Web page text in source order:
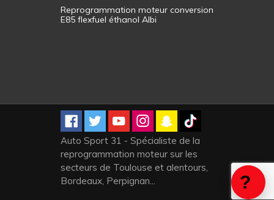
Reprogrammation moteur conversion
E85 flexfuel éthanol Albi
Auto Sport 31 - Spécialiste de la
reprogrammation moteur sur les
secteurs de Toulouse et alentours,
Bordeaux, Perpignan...